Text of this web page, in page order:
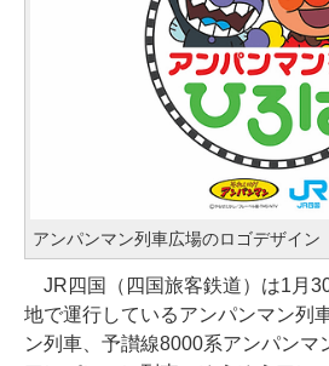
アンパンマン列車広場のロゴデザイン
JR四国（四国旅客鉄道）は1月
地で運行しているアンパンマン列
ン列車、予讃線8000系アンパンマ